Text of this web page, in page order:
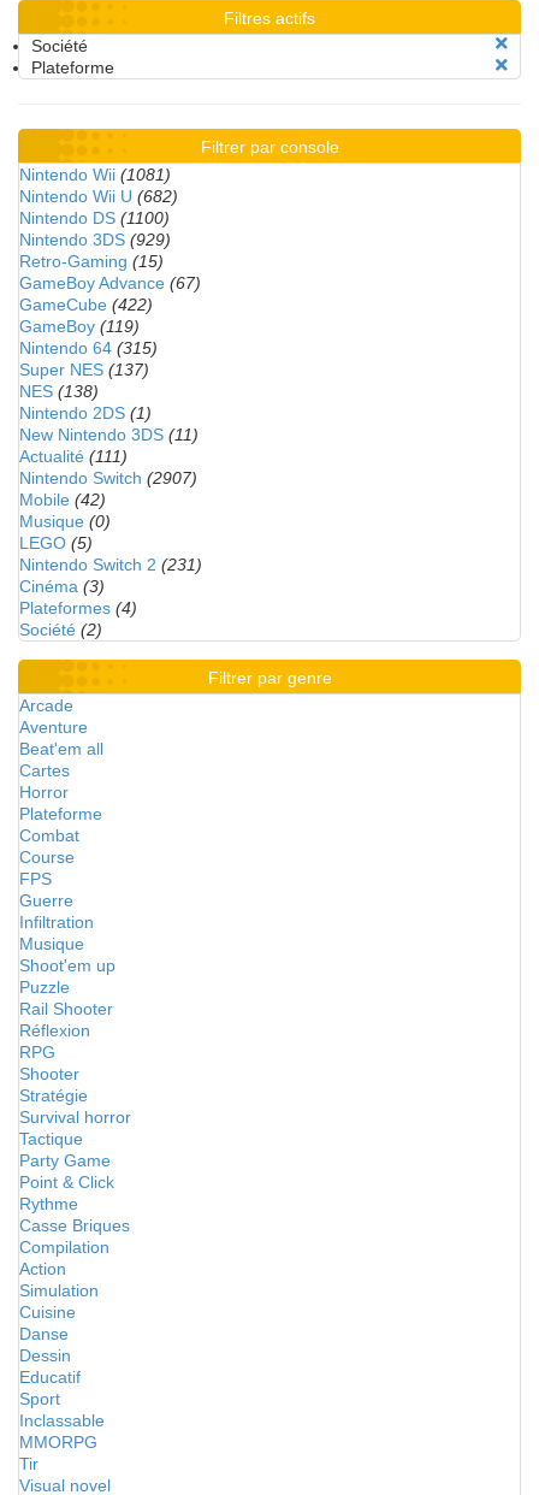
Filtres actifs
Société
Plateforme
Filtrer par console
Nintendo Wii (1081)
Nintendo Wii U (682)
Nintendo DS (1100)
Nintendo 3DS (929)
Retro-Gaming (15)
GameBoy Advance (67)
GameCube (422)
GameBoy (119)
Nintendo 64 (315)
Super NES (137)
NES (138)
Nintendo 2DS (1)
New Nintendo 3DS (11)
Actualité (111)
Nintendo Switch (2907)
Mobile (42)
Musique (0)
LEGO (5)
Nintendo Switch 2 (231)
Cinéma (3)
Plateformes (4)
Société (2)
Filtrer par genre
Arcade
Aventure
Beat'em all
Cartes
Horror
Plateforme
Combat
Course
FPS
Guerre
Infiltration
Musique
Shoot'em up
Puzzle
Rail Shooter
Réflexion
RPG
Shooter
Stratégie
Survival horror
Tactique
Party Game
Point & Click
Rythme
Casse Briques
Compilation
Action
Simulation
Cuisine
Danse
Dessin
Educatif
Sport
Inclassable
MMORPG
Tir
Visual novel